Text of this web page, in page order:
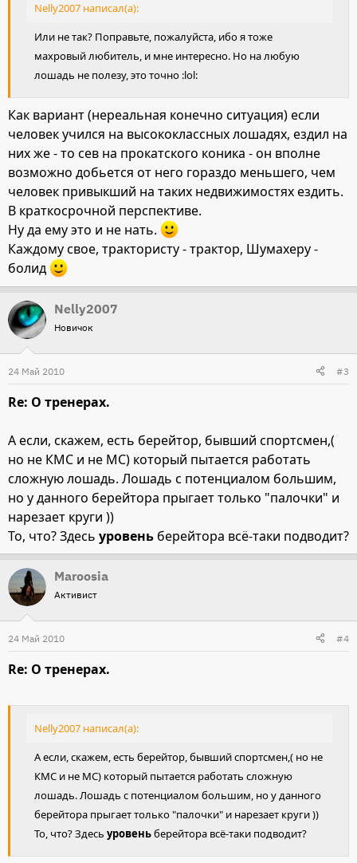
Nelly2007 написал(а):
Или не так? Поправьте, пожалуйста, ибо я тоже
махровый любитель, и мне интересно. Но на любую
лошадь не полезу, это точно :lol:
Как вариант (нереальная конечно ситуация) если
человек учился на высококлассных лошадях, ездил на
них же - то сев на прокатского коника - он вполне
возможно добьется от него гораздо меньшего, чем
человек привыкший на таких недвижимостях ездить.
В краткосрочной перспективе.
Ну да ему это и не нать.
Каждому свое, трактористу - трактор, Шумахеру -
болид
Nelly2007
Новичок
24 Май 2010 #3
Re: О тренерах.
А если, скажем, есть берейтор, бывший спортсмен,(
но не КМС и не МС) который пытается работать
сложную лошадь. Лошадь с потенциалом большим,
но у данного берейтора прыгает только "палочки" и
нарезает круги ))
То, что? Здесь уровень берейтора всё-таки подводит?
Maroosia
Активист
24 Май 2010 #4
Re: О тренерах.
Nelly2007 написал(а):
А если, скажем, есть берейтор, бывший спортсмен,( но не
КМС и не МС) который пытается работать сложную
лошадь. Лошадь с потенциалом большим, но у данного
берейтора прыгает только "палочки" и нарезает круги ))
То, что? Здесь уровеньберейтора всё-таки подводит?